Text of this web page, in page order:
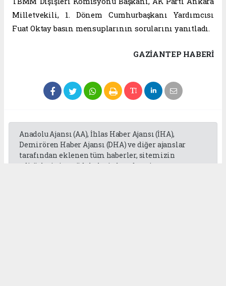
Milletvekili, 1. Dönem Cumhurbaşkanı Yardımcısı
Fuat Oktay basın mensuplarının sorularını yanıtladı.
GAZIANTEP HABERİ
Anadolu Ajansı (AA), İhlas Haber Ajansı (İHA),
Demirören Haber Ajansı (DHA) ve diğer ajanslar
tarafından eklenen tüm haberler, sitemizin
editörlerinin müdahalesi olmadan ajans